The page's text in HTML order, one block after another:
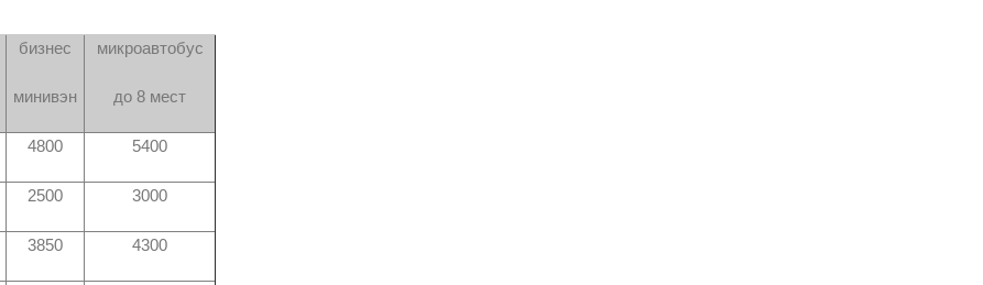
бизнес
минивэн
микроавтобус
до 8 мест
4800 5400
2500 3000
3850 4300